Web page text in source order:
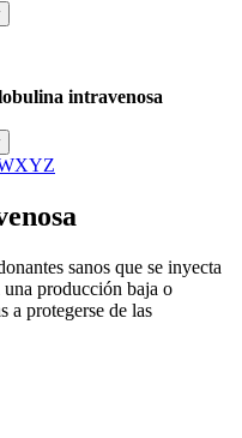
intravenosa
XYZ
sanos que se inyecta
una producción baja o
a protegerse de las